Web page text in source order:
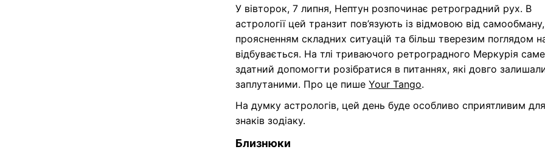
У вівторок, 7 липня, Нептун розпочинає ретроградний рух. В
астрології цей транзит пов’язують із відмовою від самообману,
проясненням складних ситуацій та більш тверезим поглядом
відбувається. На тлі триваючого ретроградного Меркурія
здатний допомогти розібратися в питаннях, які довго
заплутаними. Про це пише Your Tango.
На думку астрологів, цей день буде особливо сприятливим для
знаків зодіаку.
Близнюки